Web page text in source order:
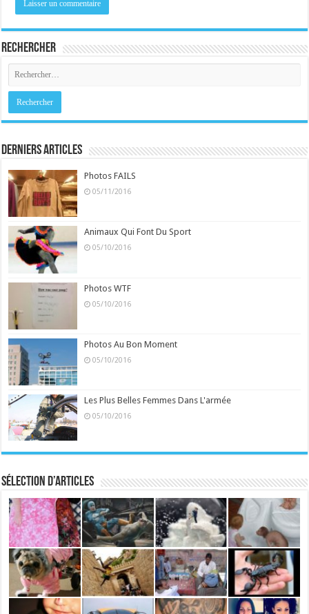
Rechercher
Derniers Articles
Photos FAILS
05/11/2016
Animaux Qui Font Du Sport
05/10/2016
Photos WTF
05/10/2016
Photos Au Bon Moment
05/10/2016
Les Plus Belles Femmes Dans L'armée
05/10/2016
Sélection d’articles